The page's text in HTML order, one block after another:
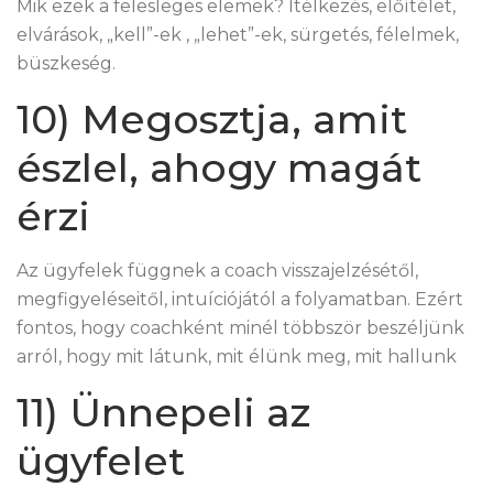
Mik ezek a felesleges elemek? Ítélkezés, előítélet,
elvárások, „kell”-ek , „lehet”-ek, sürgetés, félelmek,
büszkeség.
10) Megosztja, amit
észlel, ahogy magát
érzi
Az ügyfelek függnek a coach visszajelzésétől,
megfigyeléseitől, intuíciójától a folyamatban. Ezért
fontos, hogy coachként minél többször beszéljünk
arról, hogy mit látunk, mit élünk meg, mit hallunk
11) Ünnepeli az
ügyfelet